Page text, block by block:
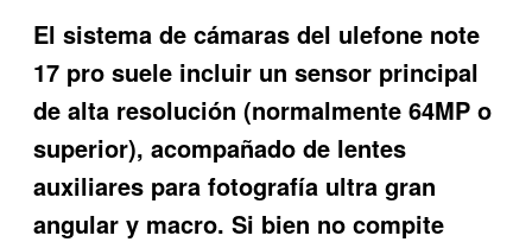
El sistema de cámaras del ulefone note
17 pro suele incluir un sensor principal
de alta resolución (normalmente 64MP o
superior), acompañado de lentes
auxiliares para fotografía ultra gran
angular y macro. Si bien no compite